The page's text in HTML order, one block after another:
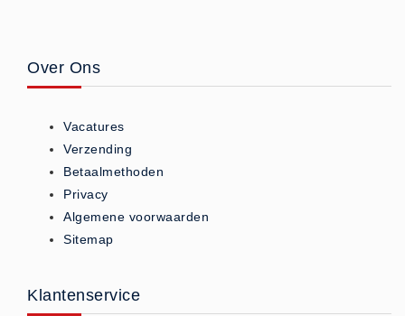
Diensten
RI&E
Bedrijfsnoodplannen
VCA Trajecten
ISO 9001 Begeleiding
Inspectiecentrale
Over Ons
Vacatures
Verzending
Betaalmethoden
Privacy
Algemene voorwaarden
Sitemap
Klantenservice